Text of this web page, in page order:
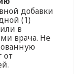
добавки
(1)
в
врача. Не
от